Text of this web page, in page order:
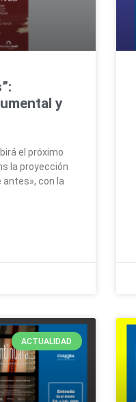
y
el próximo
la proyección
antes», con la
ACTUALIDAD